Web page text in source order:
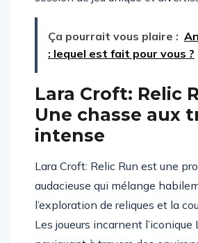
Ça pourrait vous plaire :
Lara Croft: Relic
Une chasse aux
Lara Croft: Relic Run est une
audacieuse qui mélange
l’exploration de reliques et la
Les joueurs incarnent l’iconique